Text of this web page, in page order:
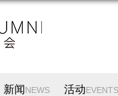
新闻 NEWS 活动EVENTS